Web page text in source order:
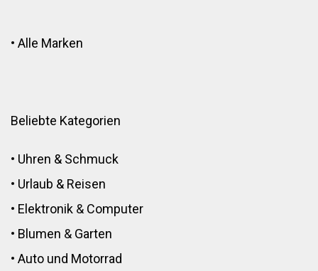
• Alle Marken
Beliebte Kategorien
• Uhren & Schmuck
• Urlaub & Reisen
• Elektronik & Computer
• Blumen & Garten
• Auto und Motorrad